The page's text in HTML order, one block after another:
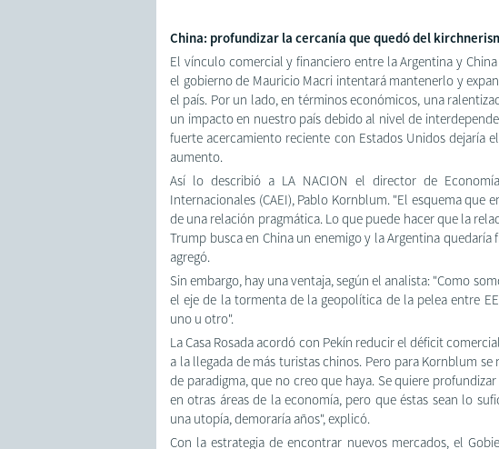
China: profundizar la cercanía que quedó del
El vínculo comercial y financiero entre la Argentina y
el gobierno de Mauricio Macri intentará mantenerlo y
el país. Por un lado, en términos económicos, una
un impacto en nuestro país debido al nivel de
fuerte acercamiento reciente con Estados Unidos dejaría
aumento.
Así lo describió a LA NACION el director de
Internacionales (CAEI), Pablo Kornblum. "El esquema
de una relación pragmática. Lo que puede hacer que la
Trump busca en China un enemigo y la Argentina
agregó.
Sin embargo, hay una ventaja, según el analista: "Como
el eje de la tormenta de la geopolítica de la pelea entre
uno u otro".
La Casa Rosada acordó con Pekín reducir el déficit
a la llegada de más turistas chinos. Pero para Kornblum
de paradigma, que no creo que haya. Se quiere
en otras áreas de la economía, pero que éstas sean lo
una utopía, demoraría años", explicó.
Con la estrategia de encontrar nuevos mercados, el